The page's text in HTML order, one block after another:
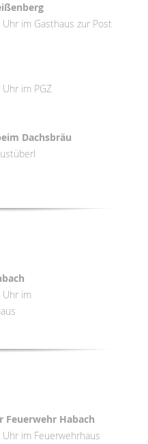
im Gasthaus zur Post
im PGZ
Dachsbräu
im
Feuerwehr Habach
im Feuerwehrhaus